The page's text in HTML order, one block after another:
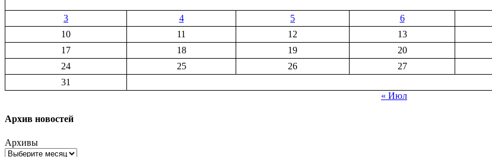
3
4 5 6
10
11 12 13
17
18 19 20
24
25 26 27
31
« Июл
Архив новостей
Архивы